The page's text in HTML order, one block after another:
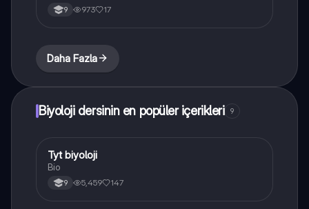
9 973 17
Daha Fazla
Biyoloji dersinin en popüler içerikleri 9
Biyoloji
Tyt biyoloji
Bio
9 5,459 147